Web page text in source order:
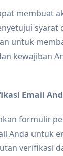
membuat
syarat
untuk
kewajiban
Email
formulir
Anda untuk
verifikasi